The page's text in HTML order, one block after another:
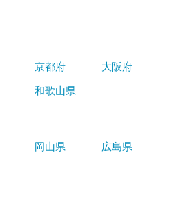
京都府
大阪府
和歌山県
岡山県
広島県